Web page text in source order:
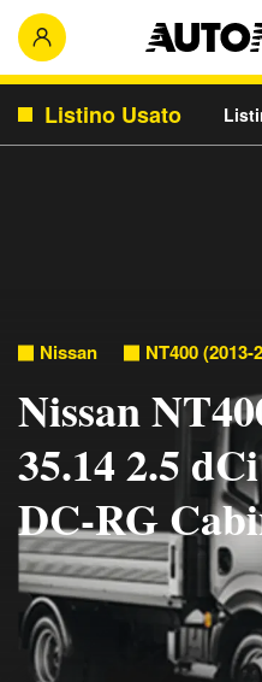
Listino Usato
Nissan NT400 (2013-
Nissan
35.14 2.5
DC-RG